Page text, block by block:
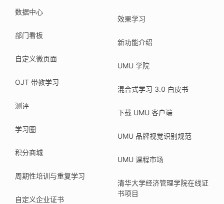
数据中心
部门看板
自定义微页面
OJT 带教学习
测评
学习圈
积分商城
周期性培训与重复学习
自定义企业证书
效果学习
新功能介绍
UMU 学院
混合式学习 3.0 白皮书
下载 UMU 客户端
UMU 品牌视觉识别规范
UMU 课程市场
清华大学经济管理学院在线证
书项目